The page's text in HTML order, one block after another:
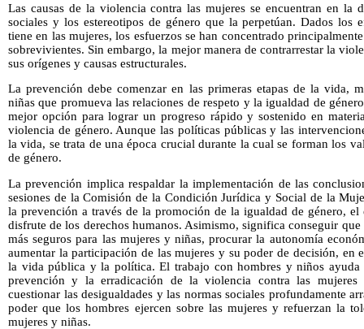
Las causas de la violencia contra las mujeres se encuentran en la
sociales y los estereotipos de género que la perpetúan. Dados los
tiene en las mujeres, los esfuerzos se han concentrado
sobrevivientes. Sin embargo, la mejor manera de contrarrestar la
sus orígenes y causas estructurales.
La prevención debe comenzar en las primeras etapas de la vida,
niñas que promueva las relaciones de respeto y la igualdad de
mejor opción para lograr un progreso rápido y sostenido en
violencia de género. Aunque las políticas públicas y las
la vida, se trata de una época crucial durante la cual se forman los
de género.
La prevención implica respaldar la implementación de las
sesiones de la Comisión de la Condición Jurídica y Social de la
la prevención a través de la promoción de la igualdad de género, el
disfrute de los derechos humanos. Asimismo, significa conseguir
más seguros para las mujeres y niñas, procurar la autonomía
aumentar la participación de las mujeres y su poder de decisión, en
la vida pública y la política. El trabajo con hombres y niños ayuda
prevención y la erradicación de la violencia contra las
cuestionar las desigualdades y las normas sociales profundamente
poder que los hombres ejercen sobre las mujeres y refuerzan la
mujeres y niñas.